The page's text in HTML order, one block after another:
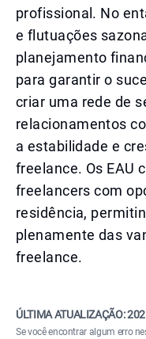
profissional. No
e flutuações
planejamento
para garantir o
criar uma rede de
relacionamentos
a estabilidade e
freelance. Os EAU
freelancers com
residência,
plenamente das
freelance.
ÚLTIMA ATUALIZAÇÃO:
Se você encontrar algum erro